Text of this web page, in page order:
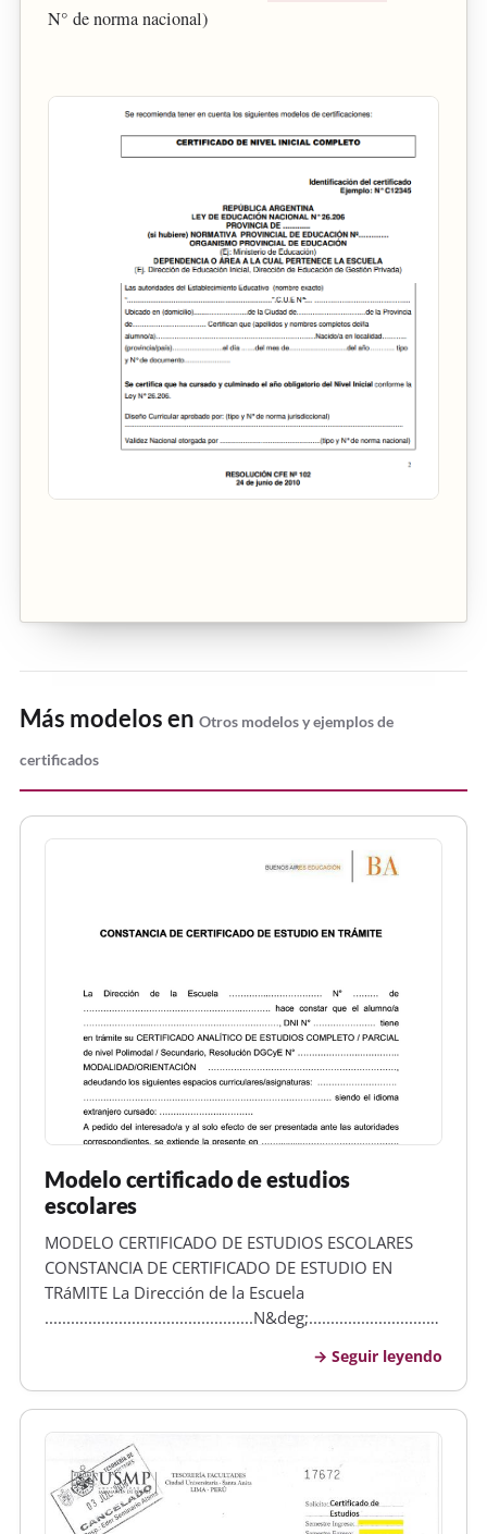
N° de norma nacional)
Más modelos en Otros modelos y ejemplos de
certificados
Modelo certificado de estudios
escolares
MODELO CERTIFICADO DE ESTUDIOS ESCOLARES
CONSTANCIA DE CERTIFICADO DE ESTUDIO EN
TRáMITE La Dirección de la Escuela
Seguir leyendo